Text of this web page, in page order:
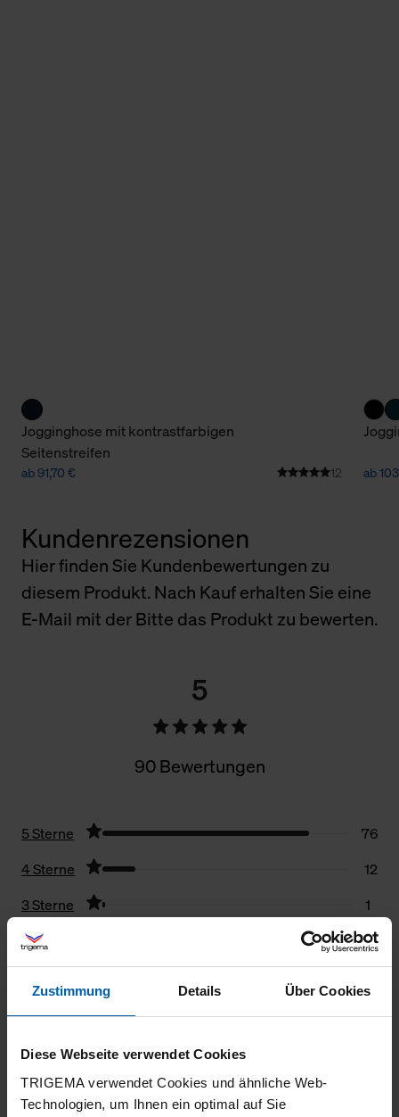
Zustimmung Details Über Cookies
Diese Webseite verwendet Cookies
TRIGEMA verwendet Cookies und ähnliche Web-
Technologien, um Ihnen ein optimal auf Sie
Jogginghose mit kontrastfarbigen
Seitenstreifen
ab 91,70 € 12 ab
Kundenrezensionen
Hier finden Sie Kundenbewertungen zu
diesem Produkt. Nach Kauf erhalten Sie eine
E-Mail mit der Bitte das Produkt zu bewerten.
5
90 Bewertungen
5 Sterne
76
4 Sterne
12
3 Sterne
1
2 Sterne
0
Filter zurücksetzen
5